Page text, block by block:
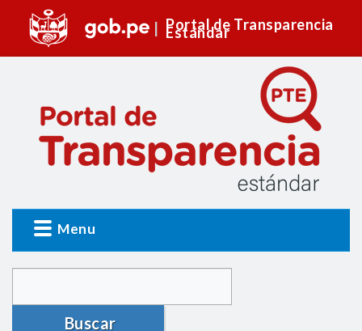
Portal de Transparencia
Estándar
Menu
Buscar